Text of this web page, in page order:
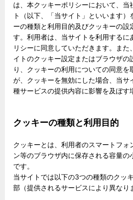
は、本クッキーポリシーにおいて、当
ト（以下、「当サイト」といいます
ーの種類と利用目的及びクッキーの設
す。利用者は、当サイトを利用するに
リシーに同意していただきます。ま
イトのクッキー設定またはブラウザの
り、クッキーの利用についての同意を
が、クッキーを無効にした場合、当サ
種サービスの提供内容に影響を及ぼす
クッキーの種類と利用目的
クッキーとは、利用者のスマートフォ
ン等のブラウザ内に保存される容量
です。
当サイトでは以下の3つの種類のクッ
部（提供されるサービスにより異なり